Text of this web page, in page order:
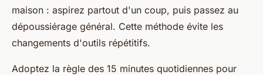
maison : aspirez partout d'un coup, puis passez au
dépoussiérage général. Cette méthode évite les
changements d'outils répétitifs.
Adoptez la règle des 15 minutes quotidiennes pour